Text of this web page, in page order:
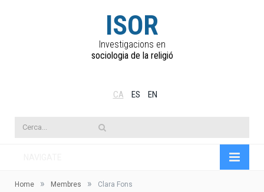
ISOR
Investigacions en
sociologia de la religió
CA ES EN
Home » Membres » Clara Fons